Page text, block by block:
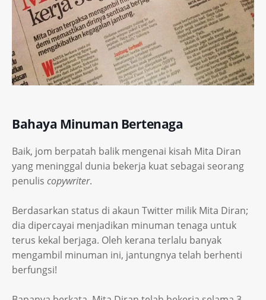
Bahaya Minuman Bertenaga
Baik, jom berpatah balik mengenai kisah Mita Diran
yang meninggal dunia bekerja kuat sebagai seorang
penulis copywriter.
Berdasarkan status di akaun Twitter milik Mita Diran;
dia dipercayai menjadikan minuman tenaga untuk
terus kekal berjaga. Oleh kerana terlalu banyak
mengambil minuman ini, jantungnya telah berhenti
berfungsi!